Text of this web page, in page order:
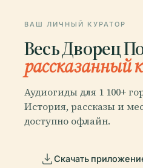
ВАШ ЛИЧНЫЙ КУРАТОР
Весь Дворец
рассказанный
Аудиогиды для 1 100+
История, рассказы и
доступно офлайн.
Скачать